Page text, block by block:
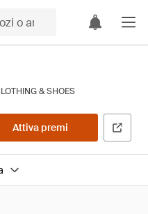
& SHOES
Attiva premi